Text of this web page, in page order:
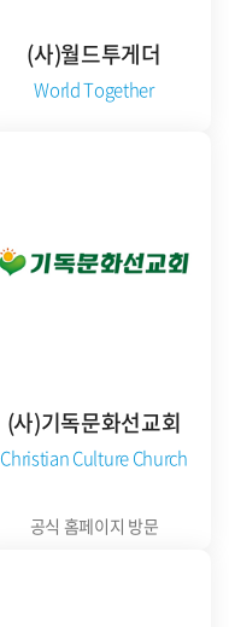
(사)월드투게더
World Together
(사)기독문화선교회
Christian Culture Church
공식 홈페이지 방문